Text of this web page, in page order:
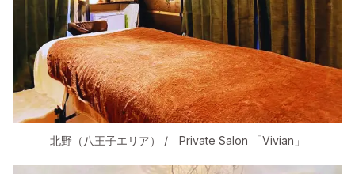
北野（八王子エリア） / Private Salon 「Vivian」